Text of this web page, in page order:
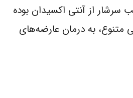
از آنتی اکسیدان بوده
متنوع، به درمان عارضه‌های